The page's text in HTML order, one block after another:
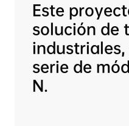
Este
solución de
serie de
N.